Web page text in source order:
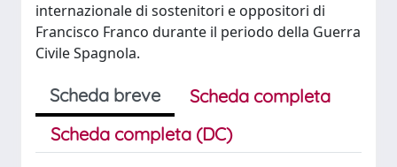
internazionale di sostenitori e oppositori di
Francisco Franco durante il periodo della Guerra
Civile Spagnola.
Scheda breve
Scheda completa
Scheda completa (DC)